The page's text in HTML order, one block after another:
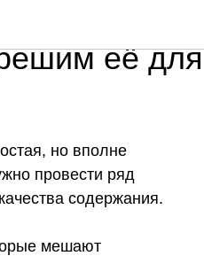
её для
но вполне
провести ряд
содержания.
мешают